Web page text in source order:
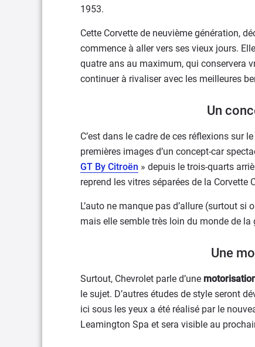
1953.
Cette Corvette de neuvième génération,
commence à aller vers ses vieux jours.
quatre ans au maximum, qui conservera
continuer à rivaliser avec les meilleures
Un
C’est dans le cadre de ces réflexions sur
premières images d’un concept-car
GT By Citroën » depuis le trois-quarts
reprend les vitres séparées de la Corvette
L’auto ne manque pas d’allure (surtout
mais elle semble très loin du monde de la
Une
Surtout, Chevrolet parle d’une
le sujet. D’autres études de style seront
ici sous les yeux a été réalisé par le
Leamington Spa et sera visible au